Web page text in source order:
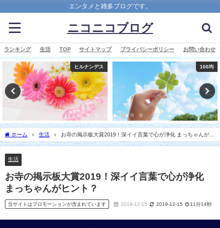
エンタメと雑多ブログです。
ニコニコブログ
ランキング 生活 TOP サイトマップ プライバシーポリシー お問い合わせ
ヒルナンデス 100均
ホーム 生活
お寺の掲示板大賞2019！深イイ言葉で心が浄化 まっちゃんがヒ
ント？
生活
お寺の掲示板大賞2019！深イイ言葉で心が浄化
まっちゃんがヒント？
当サイトはプロモーションが含まれています 2019-12-15 2019-12-15 11分14秒